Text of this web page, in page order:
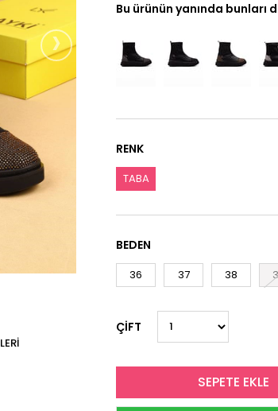
›
Bu ürünün yanında bunları
RENK
TABA
BEDEN
36 37 38
ÇİFT